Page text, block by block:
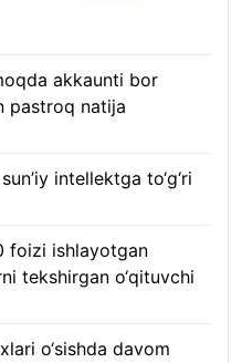
akkaunti bor
pastroq natija
intellektga to‘g‘ri
foizi ishlayotgan
tekshirgan o‘qituvchi
o‘sishda davom